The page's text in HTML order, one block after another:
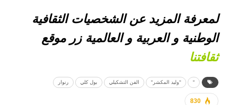
لمعرفة المزيد عن الشخصيات الثقافية
الوطنية و العربية و العالمية زر موقع
ثقافتنا
" "وليد المكشر" الفن التشكيلي بول كلي رنوار
830